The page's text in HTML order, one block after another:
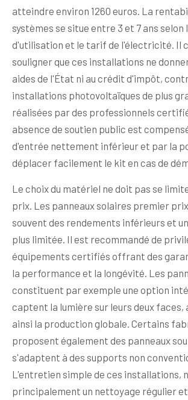
atteindre environ 1260 euros. La
systèmes se situe entre 3 et 7 ans
d'utilisation et le tarif de l'électricité. Il
souligner que ces installations ne
aides de l'État ni au crédit d'impôt,
installations photovoltaïques de plus
réalisées par des professionnels
absence de soutien public est
d'entrée nettement inférieur et par la
déplacer facilement le kit en cas de
Le choix du matériel ne doit pas se
prix. Les panneaux solaires premier
souvent des rendements inférieurs et
plus limitée. Il est recommandé de
équipements certifiés offrant des
la performance et la longévité. Les
constituent par exemple une option
captent la lumière sur leurs deux faces,
ainsi la production globale. Certains
proposent également des panneaux
s'adaptent à des supports non
L'entretien simple de ces installations,
principalement un nettoyage régulier et